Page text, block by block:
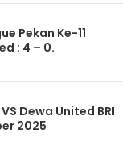
Pekan Ke-11
: 4 – 0.
Dewa United BRI
2025